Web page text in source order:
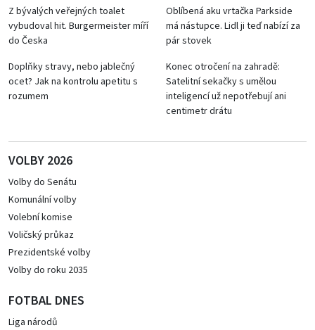
Z bývalých veřejných toalet
vybudoval hit. Burgermeister míří
do Česka
Oblíbená aku vrtačka Parkside
má nástupce. Lidl ji teď nabízí za
pár stovek
Doplňky stravy, nebo jablečný
ocet? Jak na kontrolu apetitu s
rozumem
Konec otročení na zahradě:
Satelitní sekačky s umělou
inteligencí už nepotřebují ani
centimetr drátu
VOLBY 2026
Volby do Senátu
Komunální volby
Volební komise
Voličský průkaz
Prezidentské volby
Volby do roku 2035
FOTBAL DNES
Liga národů